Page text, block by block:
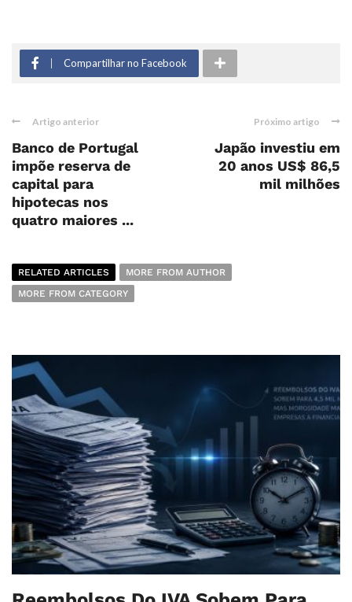
Compartilhar no Facebook
Artigo anterior
Banco de Portugal
impõe reserva de
capital para
hipotecas nos
quatro maiores ...
Próximo artigo
Japão investiu em
20 anos US$ 86,5
mil milhões
RELATED ARTICLES
MORE FROM AUTHOR
MORE FROM CATEGORY